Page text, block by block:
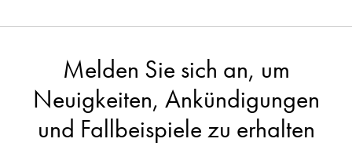
Melden Sie sich an, um
Neuigkeiten, Ankündigungen
und Fallbeispiele zu erhalten